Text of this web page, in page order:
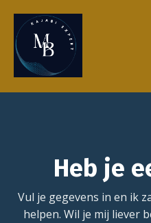
Heb je
Vul je gegevens in en ik
helpen. Wil je mij liever